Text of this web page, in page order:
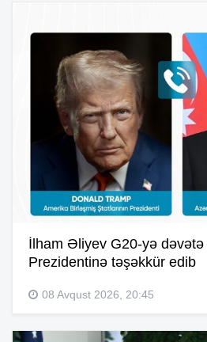
İlham Əliyev G20-yə dəvətə
Prezidentinə təşəkkür edib
08 Avqust 2026, 20:45